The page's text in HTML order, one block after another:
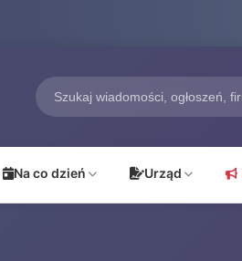
Na co dzień Urząd